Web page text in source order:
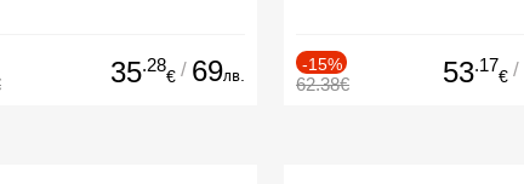
35.28
€ / 69лв.
-15%
62.38€ 53.17
€ /